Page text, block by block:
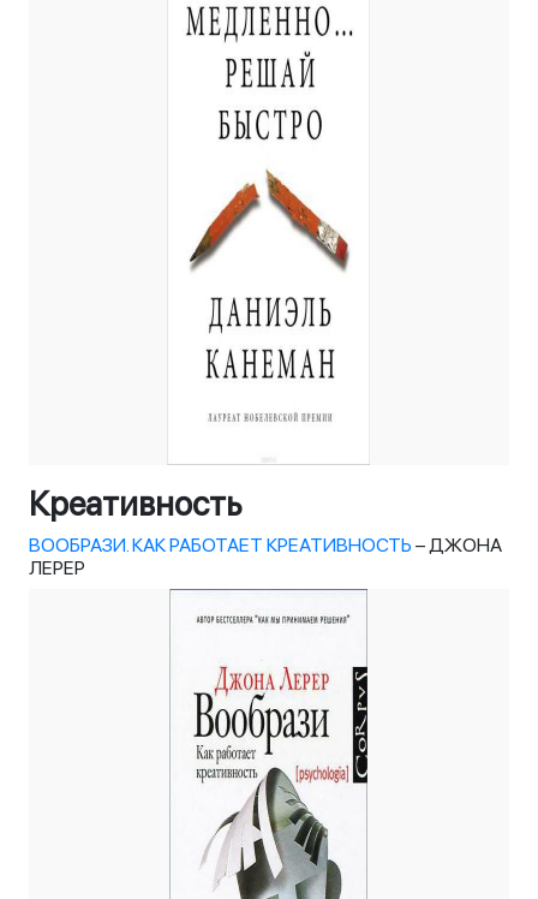
Креативность
ВООБРАЗИ. КАК РАБОТАЕТ КРЕАТИВНОСТЬ – ДЖОНА
ЛЕРЕР